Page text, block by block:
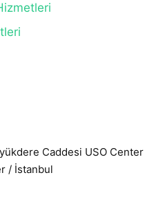
Caddesi USO Center
/ İstanbul